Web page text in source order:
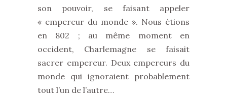
son pouvoir, se faisant appeler
« empereur du monde ». Nous étions
en 802 ; au même moment en
occident, Charlemagne se faisait
sacrer empereur. Deux empereurs du
monde qui ignoraient probablement
tout l’un de l’autre…